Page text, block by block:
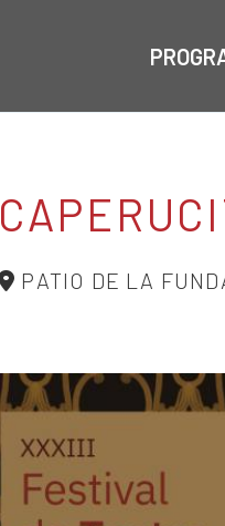
PATIO DE LA